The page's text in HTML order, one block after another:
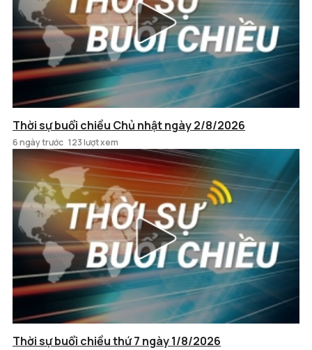
Thời sự buổi chiều Chủ nhật ngày 2/8/2026
6 ngày trước 123 lượt xem
Thời sự buổi chiều thứ 7 ngày 1/8/2026